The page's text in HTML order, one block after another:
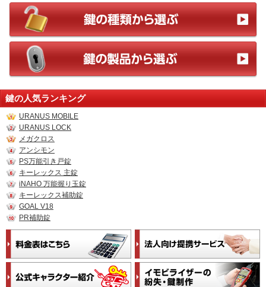
鍵の人気ランキング
URANUS MOBILE
URANUS LOCK
メガクロス
アンシモン
PS万能引き戸錠
キーレックス 主錠
iNAHO 万能握り玉錠
キーレックス補助錠
GOAL V18
PR補助錠